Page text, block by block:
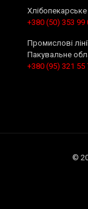
+380 (50) 353 99
Промислові
Пакувальне
+380 (95) 321 55
©